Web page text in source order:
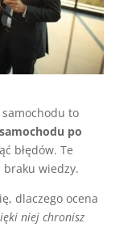
to
po
błędów. Te
braku wiedzy.
dlaczego ocena
niej chronisz